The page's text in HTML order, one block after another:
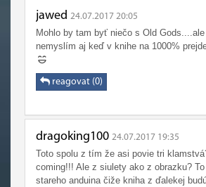
jawed 24.07.2017 20:05
Mohlo by tam byť niečo s Old
nemyslím aj keď v knihe na 1000%
reagovat (0)
dragoking100 24.07.2017 19:35
Toto spolu z tím že asi povie tri
coming!!! Ale z siulety ako z obrazku?
stareho anduina čiže kniha z ďalekej